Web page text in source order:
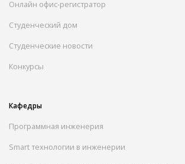
Онлайн офис-регистратор
Студенческий дом
Студенческие новости
Конкурсы
Кафедры
Программная инженерия
Smart технологии в инженерии